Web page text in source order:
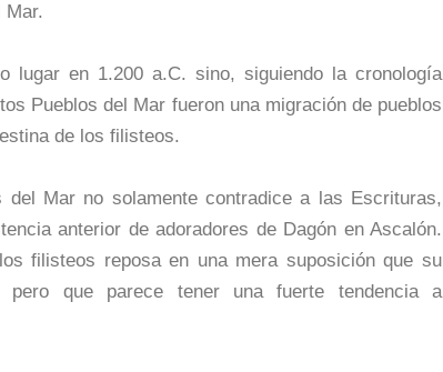
Mar.
en 1.200 a.C. sino, siguiendo la cronología
Pueblos del Mar fueron una migración de pueblos
de los filisteos.
Mar no solamente contradice a las Escrituras,
anterior de adoradores de Dagón en Ascalón.
filisteos reposa en una mera suposición que su
pero que parece tener una fuerte tendencia a